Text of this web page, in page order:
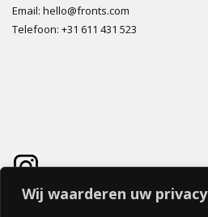
Wij waarderen uw privacy
Email: hello@fronts.com
Telefoon: +31 611 431 523